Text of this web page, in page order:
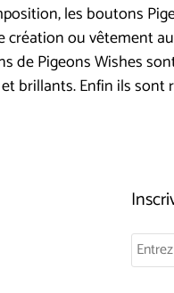
les boutons
création ou vêtement
de Pigeons Wishes
brillants. Enfin ils